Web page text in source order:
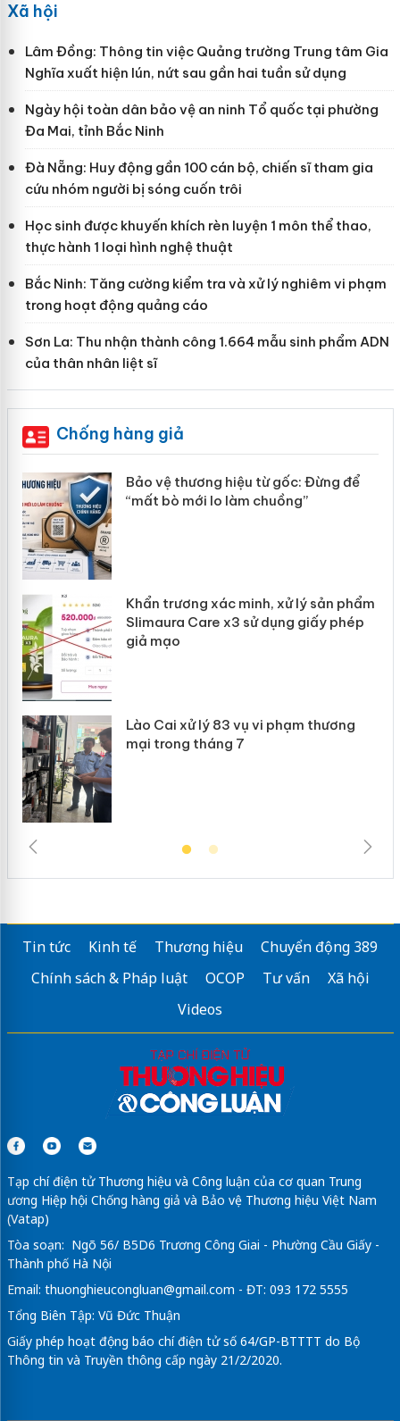
Xã hội
Lâm Đồng: Thông tin việc Quảng trường Trung tâm Gia
Nghĩa xuất hiện lún, nứt sau gần hai tuần sử dụng
Ngày hội toàn dân bảo vệ an ninh Tổ quốc tại phường
Đa Mai, tỉnh Bắc Ninh
Đà Nẵng: Huy động gần 100 cán bộ, chiến sĩ tham gia
cứu nhóm người bị sóng cuốn trôi
Học sinh được khuyến khích rèn luyện 1 môn thể thao,
thực hành 1 loại hình nghệ thuật
Bắc Ninh: Tăng cường kiểm tra và xử lý nghiêm vi phạm
trong hoạt động quảng cáo
Sơn La: Thu nhận thành công 1.664 mẫu sinh phẩm ADN
của thân nhân liệt sĩ
Chống hàng giả
Bảo vệ thương hiệu từ gốc: Đừng để
“mất bò mới lo làm chuồng”
Khẩn trương xác minh, xử lý sản phẩm
Slimaura Care x3 sử dụng giấy phép
giả mạo
Lào Cai xử lý 83 vụ vi phạm thương
mại trong tháng 7
Tin tức Kinh tế Thương hiệu
Chuyển động 389
Chính sách & Pháp luật
OCOP Tư vấn
Xã hội
Videos
Tạp chí điện tử Thương hiệu và Công luận của cơ quan Trung
ương Hiệp hội Chống hàng giả và Bảo vệ Thương hiệu Việt Nam
(Vatap)
Tòa soạn: Ngõ 56/ B5D6 Trương Công Giai - Phường Cầu Giấy -
Thành phố Hà Nội
Email: thuonghieucongluan@gmail.com - ĐT: 093 172 5555
Tổng Biên Tập: Vũ Đức Thuận
Giấy phép hoạt động báo chí điện tử số 64/GP-BTTTT do Bộ
Thông tin và Truyền thông cấp ngày 21/2/2020.